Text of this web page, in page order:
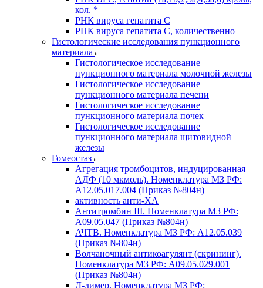
кол. *
РНК вируса гепатита C
РНК вируса гепатита C, количественно
Гистологические исследования пункционного
материала
Гистологическое исследование
пункционного материала молочной железы
Гистологическое исследование
пункционного материала печени
Гистологическое исследование
пункционного материала почек
Гистологическое исследование
пункционного материала щитовидной
железы
Гомеостаз
Агрегация тромбоцитов, индуцированная
АДФ (10 мкмоль). Номенклатура МЗ РФ:
A12.05.017.004 (Приказ №804н)
активность анти-ХА
Антитромбин III. Номенклатура МЗ РФ:
A09.05.047 (Приказ №804н)
АЧТВ. Номенклатура МЗ РФ: A12.05.039
(Приказ №804н)
Волчаночный антикоагулянт (скрининг).
Номенклатура МЗ РФ: A09.05.029.001
(Приказ №804н)
Д-димер. Номенклатура МЗ РФ: